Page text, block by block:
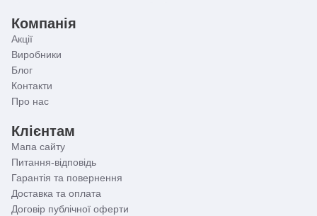
Компанія
Акції
Виробники
Блог
Контакти
Про нас
Клієнтам
Мапа сайту
Питання-відповідь
Гарантія та повернення
Доставка та оплата
Договір публічної оферти